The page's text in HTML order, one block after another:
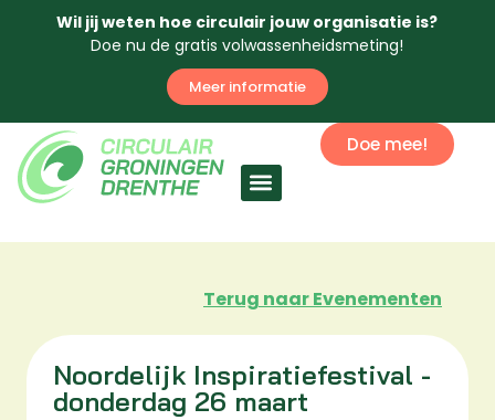
Wil jij weten hoe circulair jouw organisatie is?
Doe nu de gratis volwassenheidsmeting!
Meer informatie
Doe mee!
Terug naar Evenementen
Noordelijk Inspiratiefestival -
donderdag 26 maart